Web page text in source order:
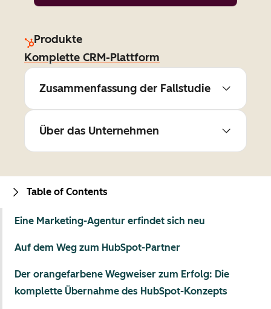
Produkte
Komplette CRM-Plattform
Zusammenfassung der Fallstudie
Über das Unternehmen
Table of Contents
Eine Marketing-Agentur erfindet sich neu
Auf dem Weg zum HubSpot-Partner
Der orangefarbene Wegweiser zum Erfolg: Die
komplette Übernahme des HubSpot-Konzepts